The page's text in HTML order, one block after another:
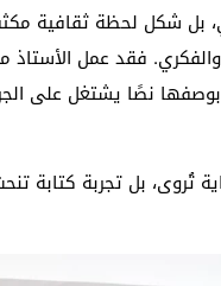
بل شكل لحظة ثقافية
فقد عمل الأستاذ
بوصفها نصًا يشتغل على
تُروى، بل تجربة كتابة